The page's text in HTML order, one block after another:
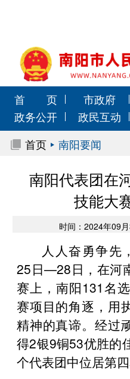
首 页 市政府
政务公开
政民互动
首页
南阳要闻
南阳代表团在
技能大
时间：2024年09
人人奋勇争先
25日—28日，在河
赛上，南阳131名
赛项目的角逐，用
精神的真谛。经过
得2银9铜53优胜的
个代表团中位居第四